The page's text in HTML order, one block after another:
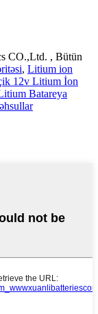
CO.,Ltd. , Bütün
, Litium ion
12v Litium İon
Batareya